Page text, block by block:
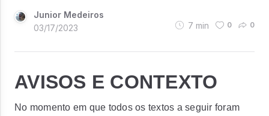
Junior Medeiros
03/17/2023
7 min 0 0
AVISOS E CONTEXTO
No momento em que todos os textos a seguir foram